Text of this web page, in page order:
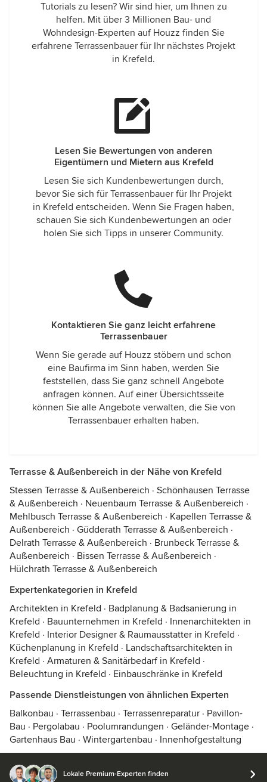
Tutorials zu lesen? Wir sind hier, um Ihnen zu
helfen. Mit über 3 Millionen Bau- und
Wohndesign-Experten auf Houzz finden Sie
erfahrene Terrassenbauer für Ihr nächstes Projekt
in Krefeld.
Lesen Sie Bewertungen von anderen
Eigentümern und Mietern aus Krefeld
Lesen Sie sich Kundenbewertungen durch,
bevor Sie sich für Terrassenbauer für Ihr Projekt
in Krefeld entscheiden. Wenn Sie Fragen haben,
schauen Sie sich Kundenbewertungen an oder
holen Sie sich Tipps in unserer Community.
Kontaktieren Sie ganz leicht erfahrene
Terrassenbauer
Wenn Sie gerade auf Houzz stöbern und schon
eine Baufirma im Sinn haben, werden Sie
feststellen, dass Sie ganz schnell Angebote
anfragen können. Auf einer Übersichtsseite
können Sie alle Angebote verwalten, die Sie von
Terrassenbauer erhalten haben.
Terrasse & Außenbereich in der Nähe von Krefeld
Stessen Terrasse & Außenbereich · Schönhausen Terrasse
& Außenbereich · Neuenbaum Terrasse & Außenbereich ·
Mehlbusch Terrasse & Außenbereich · Kapellen Terrasse &
Außenbereich · Güdderath Terrasse & Außenbereich ·
Delrath Terrasse & Außenbereich · Brunbeck Terrasse &
Außenbereich · Bissen Terrasse & Außenbereich ·
Hülchrath Terrasse & Außenbereich
Expertenkategorien in Krefeld
Architekten in Krefeld · Badplanung & Badsanierung in
Krefeld · Bauunternehmen in Krefeld · Innenarchitekten in
Krefeld · Interior Designer & Raumausstatter in Krefeld ·
Küchenplanung in Krefeld · Landschaftsarchitekten in
Krefeld · Armaturen & Sanitärbedarf in Krefeld ·
Beleuchtung in Krefeld · Einbauschränke in Krefeld
Passende Dienstleistungen von ähnlichen Experten
Balkonbau · Terrassenbau · Terrassenreparatur · Pavillon-
Bau · Pergolabau · Poolumrandungen · Geländer-Montage ·
Gartenhaus Bau · Wintergartenbau · Innenhofgestaltung
Lokale Premium-Experten finden